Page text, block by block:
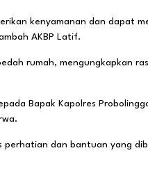
kenyamanan dan dapat
AKBP Latif.
rumah, mengungkapkan
Bapak Kapolres
perhatian dan bantuan yang